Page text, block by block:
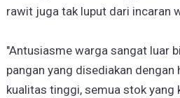
rawit juga tak luput dari incaran
"Antusiasme warga sangat luar
pangan yang disediakan dengan
kualitas tinggi, semua stok yang